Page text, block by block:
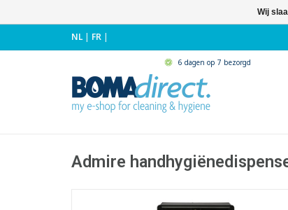
NL| FR |
6 dagen op 7 bezorgd
Admire
Wij